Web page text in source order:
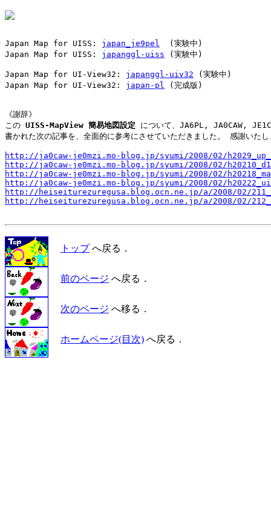
Japan Map for UISS: japan_je9pel
  (実験中)
Japan Map for UISS: japanggl-uiss (実験中)
Japan Map for UI-View32: japanggl-uiv32 (実験中)
Japan Map for UI-View32: japan-pl (完成版)
《謝辞》
この UISS-MapView 簡易地図設定 について、JA6PL, JA0CAW,
書かれた次の記事を、全面的に参考にさせていただきました。 感謝いたし
http://ja0caw-je0mzi.mo-blog.jp/syumi/2008/02/
http://ja0caw-je0mzi.mo-blog.jp/syumi/2008/02/
http://ja0caw-je0mzi.mo-blog.jp/syumi/2008/02/
http://ja0caw-je0mzi.mo-blog.jp/syumi/2008/02/
http://heiseiturezuregusa.blog.ocn.ne.jp/a/2008/02/
http://heiseiturezuregusa.blog.ocn.ne.jp/a/2008/02/
トップへ戻る．
前のページ へ戻る．
次のページ へ移る．
ホームページ(目次) へ戻る．